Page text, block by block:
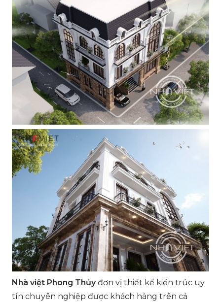
Nhà việt Phong Thủyđơn vị thiết kế kiến trúc uy
tín chuyên nghiệp được khách hàng trên cả